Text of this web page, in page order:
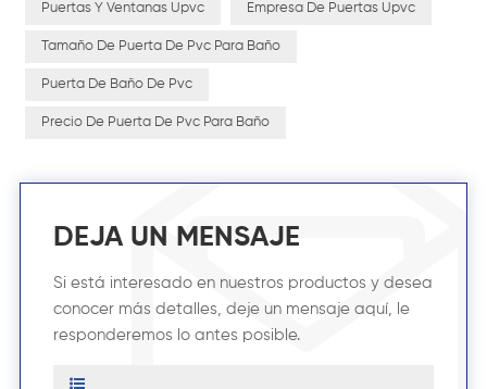
Puertas Y Ventanas Upvc Empresa De Puertas Upvc
Tamaño De Puerta De Pvc Para Baño
Puerta De Baño De Pvc
Precio De Puerta De Pvc Para Baño
DEJA UN MENSAJE
Si está interesado en nuestros productos y desea
conocer más detalles, deje un mensaje aquí, le
responderemos lo antes posible.